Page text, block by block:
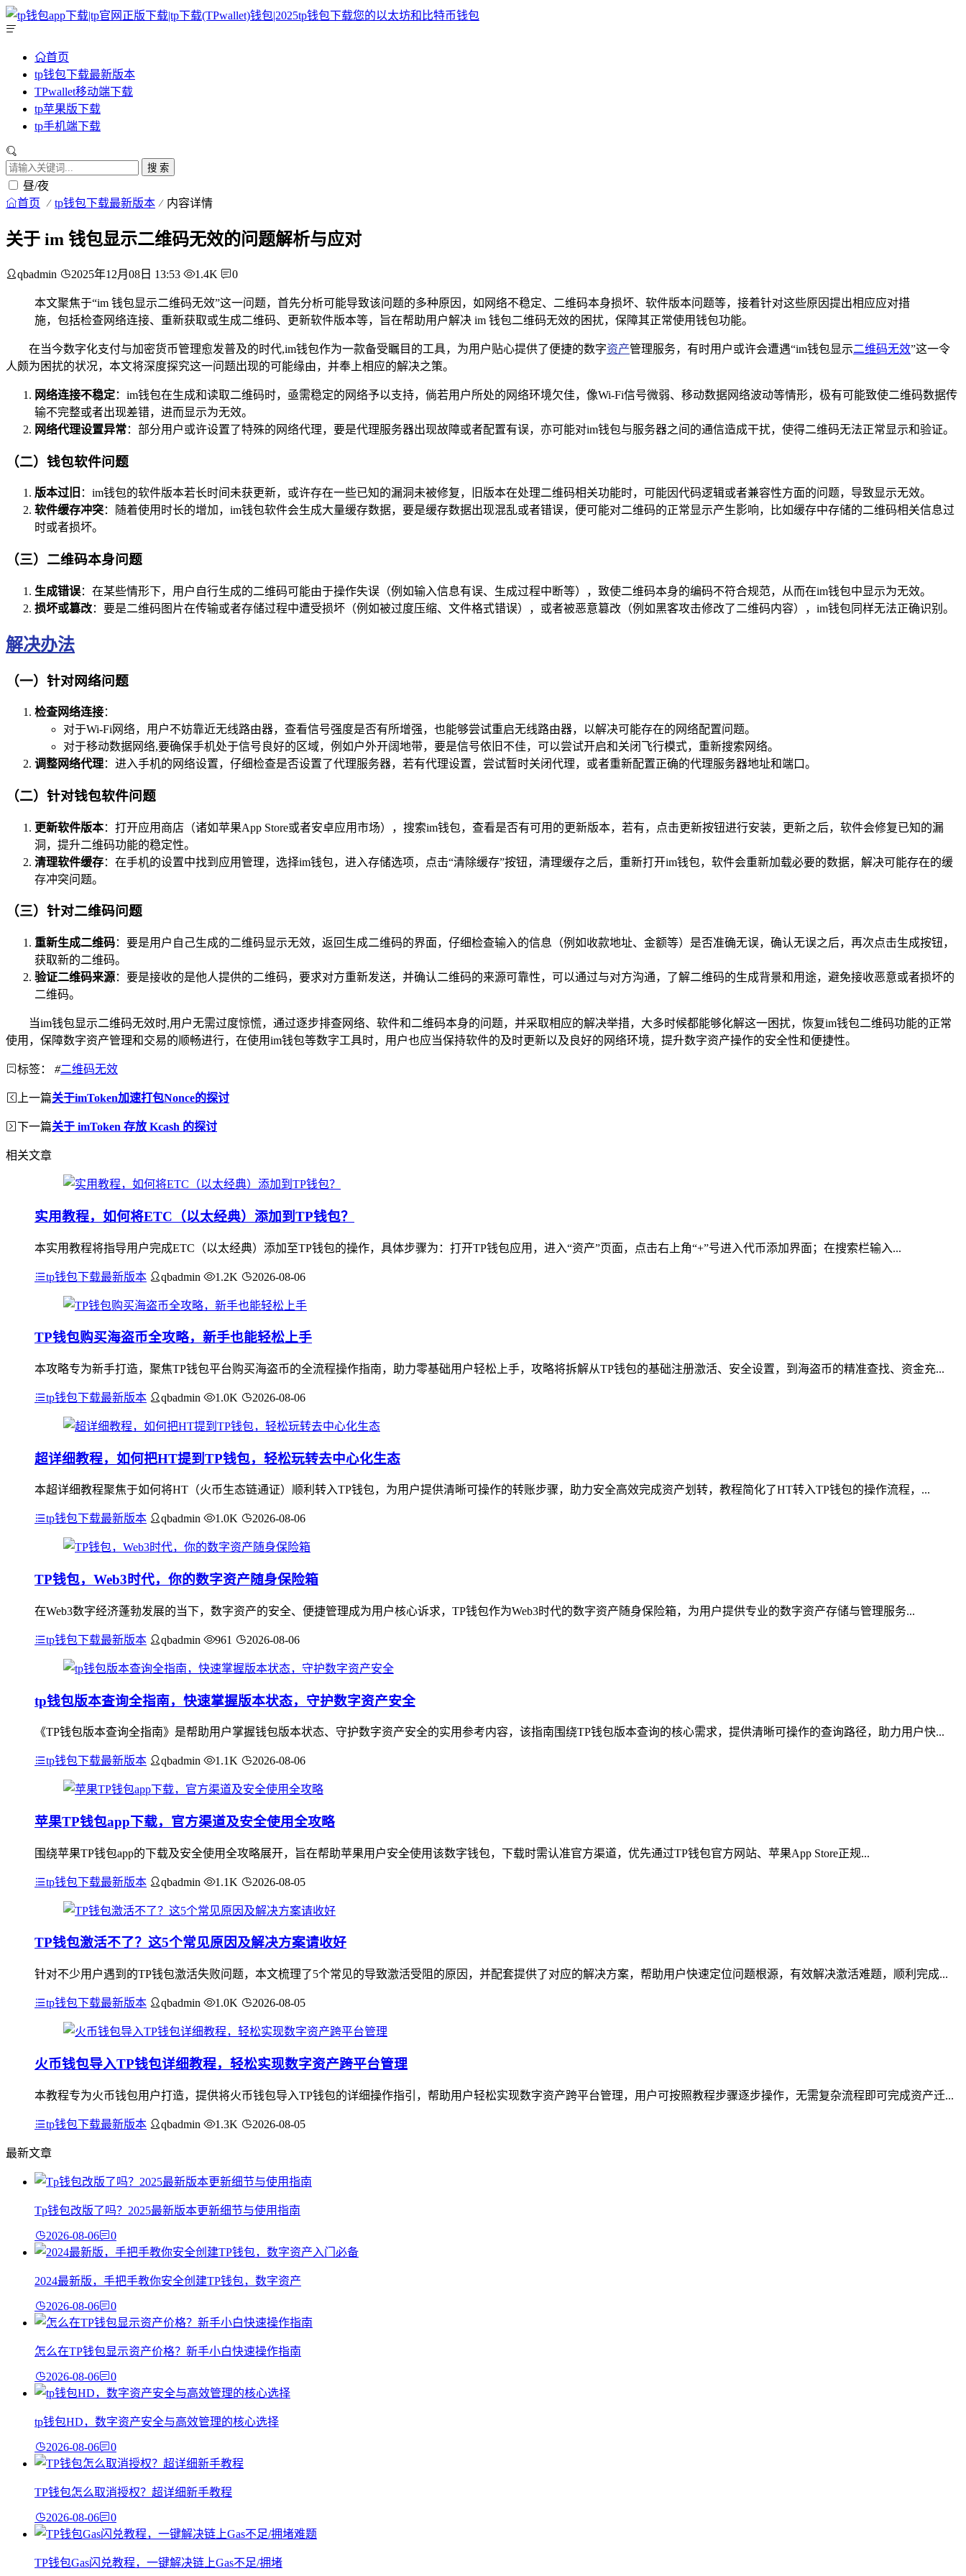
首页
tp钱包下载最新版本
TPwallet移动端下载
tp苹果版下载
tp手机端下载
搜 索
昼/夜
首页 tp钱包下载最新版本 内容详情
关于 im 钱包显示二维码无效的问题解析与应对
qbadmin 2025年12月08日 13:53 1.4K 0
本文聚焦于“im 钱包显示二维码无效”这一问题，首先分析可能导致该问题的多种原因，如网络不稳定、二维码本身损坏、软件版本问题等，接着针对这些原因提出相应应对措
施，包括检查网络连接、重新获取或生成二维码、更新软件版本等，旨在帮助用户解决 im 钱包二维码无效的困扰，保障其正常使用钱包功能。
在当今数字化支付与加密货币管理愈发普及的时代,im钱包作为一款备受瞩目的工具，为用户贴心提供了便捷的数字资产管理服务，有时用户或许会遭遇“im钱包显示二维码无效”这一令
人颇为困扰的状况，本文将深度探究这一问题出现的可能缘由，并奉上相应的解决之策。
网络连接不稳定：im钱包在生成和读取二维码时，亟需稳定的网络予以支持，倘若用户所处的网络环境欠佳，像Wi-Fi信号微弱、移动数据网络波动等情形，极有可能致使二维码数据传
输不完整或者出现差错，进而显示为无效。
网络代理设置异常：部分用户或许设置了特殊的网络代理，要是代理服务器出现故障或者配置有误，亦可能对im钱包与服务器之间的通信造成干扰，使得二维码无法正常显示和验证。
（二）钱包软件问题
版本过旧 ：im钱包的软件版本若长时间未获更新，或许存在一些已知的漏洞未被修复，旧版本在处理二维码相关功能时，可能因代码逻辑或者兼容性方面的问题，导致显示无效。
软件缓存冲突：随着使用时长的增加，im钱包软件会生成大量缓存数据，要是缓存数据出现混乱或者错误，便可能对二维码的正常显示产生影响，比如缓存中存储的二维码相关信息过
时或者损坏。
（三）二维码本身问题
生成错误：在某些情形下，用户自行生成的二维码可能由于操作失误（例如输入信息有误、生成过程中断等），致使二维码本身的编码不符合规范，从而在im钱包中显示为无效。
损坏或篡改：要是二维码图片在传输或者存储过程中遭受损坏（例如被过度压缩、文件格式错误），或者被恶意篡改（例如黑客攻击修改了二维码内容），im钱包同样无法正确识别。
解决办法
（一）针对网络问题
检查网络连接：
对于Wi-Fi网络，用户不妨靠近无线路由器，查看信号强度是否有所增强，也能够尝试重启无线路由器，以解决可能存在的网络配置问题。
对于移动数据网络,要确保手机处于信号良好的区域，例如户外开阔地带，要是信号依旧不佳，可以尝试开启和关闭飞行模式，重新搜索网络。
调整网络代理：进入手机的网络设置，仔细检查是否设置了代理服务器，若有代理设置，尝试暂时关闭代理，或者重新配置正确的代理服务器地址和端口。
（二）针对钱包软件问题
更新软件版本：打开应用商店（诸如苹果App Store或者安卓应用市场），搜索im钱包，查看是否有可用的更新版本，若有，点击更新按钮进行安装，更新之后，软件会修复已知的漏
洞，提升二维码功能的稳定性。
清理软件缓存：在手机的设置中找到应用管理，选择im钱包，进入存储选项，点击“清除缓存”按钮，清理缓存之后，重新打开im钱包，软件会重新加载必要的数据，解决可能存在的缓
存冲突问题。
（三）针对二维码问题
重新生成二维码：要是用户自己生成的二维码显示无效，返回生成二维码的界面，仔细检查输入的信息（例如收款地址、金额等）是否准确无误，确认无误之后，再次点击生成按钮，
获取新的二维码。
验证二维码来源：要是接收的是他人提供的二维码，要求对方重新发送，并确认二维码的来源可靠性，可以通过与对方沟通，了解二维码的生成背景和用途，避免接收恶意或者损坏的
二维码。
当im钱包显示二维码无效时,用户无需过度惊慌，通过逐步排查网络、软件和二维码本身的问题，并采取相应的解决举措，大多时候都能够化解这一困扰，恢复im钱包二维码功能的正常
使用，保障数字资产管理和交易的顺畅进行，在使用im钱包等数字工具时，用户也应当保持软件的及时更新以及良好的网络环境，提升数字资产操作的安全性和便捷性。
标签： #二维码无效
上一篇关于imToken加速打包Nonce的探讨
下一篇关于 imToken 存放 Kcash 的探讨
相关文章
实用教程，如何将ETC（以太经典）添加到TP钱包？
本实用教程将指导用户完成ETC（以太经典）添加至TP钱包的操作，具体步骤为：打开TP钱包应用，进入“资产”页面，点击右上角“+”号进入代币添加界面；在搜索栏输入...
tp钱包下载最新版本 qbadmin 1.2K 2026-08-06
TP钱包购买海盗币全攻略，新手也能轻松上手
本攻略专为新手打造，聚焦TP钱包平台购买海盗币的全流程操作指南，助力零基础用户轻松上手，攻略将拆解从TP钱包的基础注册激活、安全设置，到海盗币的精准查找、资金充...
tp钱包下载最新版本 qbadmin 1.0K 2026-08-06
超详细教程，如何把HT提到TP钱包，轻松玩转去中心化生态
本超详细教程聚焦于如何将HT（火币生态链通证）顺利转入TP钱包，为用户提供清晰可操作的转账步骤，助力安全高效完成资产划转，教程简化了HT转入TP钱包的操作流程，...
tp钱包下载最新版本 qbadmin 1.0K 2026-08-06
TP钱包，Web3时代，你的数字资产随身保险箱
在Web3数字经济蓬勃发展的当下，数字资产的安全、便捷管理成为用户核心诉求，TP钱包作为Web3时代的数字资产随身保险箱，为用户提供专业的数字资产存储与管理服务...
tp钱包下载最新版本 qbadmin 961 2026-08-06
tp钱包版本查询全指南，快速掌握版本状态，守护数字资产安全
《TP钱包版本查询全指南》是帮助用户掌握钱包版本状态、守护数字资产安全的实用参考内容，该指南围绕TP钱包版本查询的核心需求，提供清晰可操作的查询路径，助力用户快...
tp钱包下载最新版本 qbadmin 1.1K 2026-08-06
苹果TP钱包app下载，官方渠道及安全使用全攻略
围绕苹果TP钱包app的下载及安全使用全攻略展开，旨在帮助苹果用户安全使用该数字钱包，下载时需认准官方渠道，优先通过TP钱包官方网站、苹果App Store正规...
tp钱包下载最新版本 qbadmin 1.1K 2026-08-05
TP钱包激活不了？这5个常见原因及解决方案请收好
针对不少用户遇到的TP钱包激活失败问题，本文梳理了5个常见的导致激活受阻的原因，并配套提供了对应的解决方案，帮助用户快速定位问题根源，有效解决激活难题，顺利完成...
tp钱包下载最新版本 qbadmin 1.0K 2026-08-05
火币钱包导入TP钱包详细教程，轻松实现数字资产跨平台管理
本教程专为火币钱包用户打造，提供将火币钱包导入TP钱包的详细操作指引，帮助用户轻松实现数字资产跨平台管理，用户可按照教程步骤逐步操作，无需复杂流程即可完成资产迁...
tp钱包下载最新版本 qbadmin 1.3K 2026-08-05
最新文章
Tp钱包改版了吗？2025最新版本更新细节与使用指南
2026-08-06 0
2024最新版，手把手教你安全创建TP钱包，数字资产
2026-08-06 0
怎么在TP钱包显示资产价格？新手小白快速操作指南
2026-08-06 0
tp钱包HD，数字资产安全与高效管理的核心选择
2026-08-06 0
TP钱包怎么取消授权？超详细新手教程
2026-08-06 0
TP钱包Gas闪兑教程，一键解决链上Gas不足/拥堵